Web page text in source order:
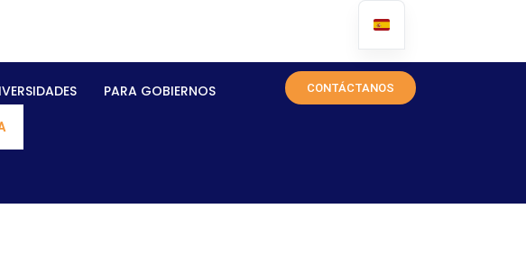
PARA GOBIERNOS CONTÁCTANOS